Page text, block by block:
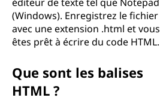
(Windows). Enregistrez le fichier
avec une extension .html et vous
êtes prêt à écrire du code HTML.
Que sont les balises
HTML ?